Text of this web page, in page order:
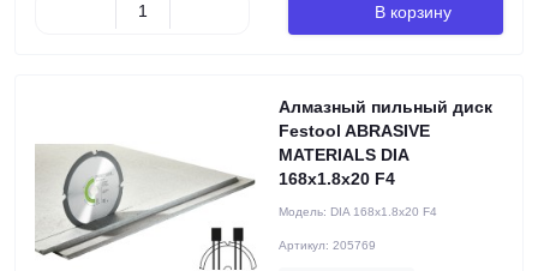
В корзину
Алмазный пильный диск
Festool ABRASIVE
MATERIALS DIA
168x1.8x20 F4
Модель: DIA 168x1.8x20 F4
Артикул: 205769